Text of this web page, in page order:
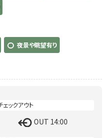
夜景や眺望有り
OUT 14:00